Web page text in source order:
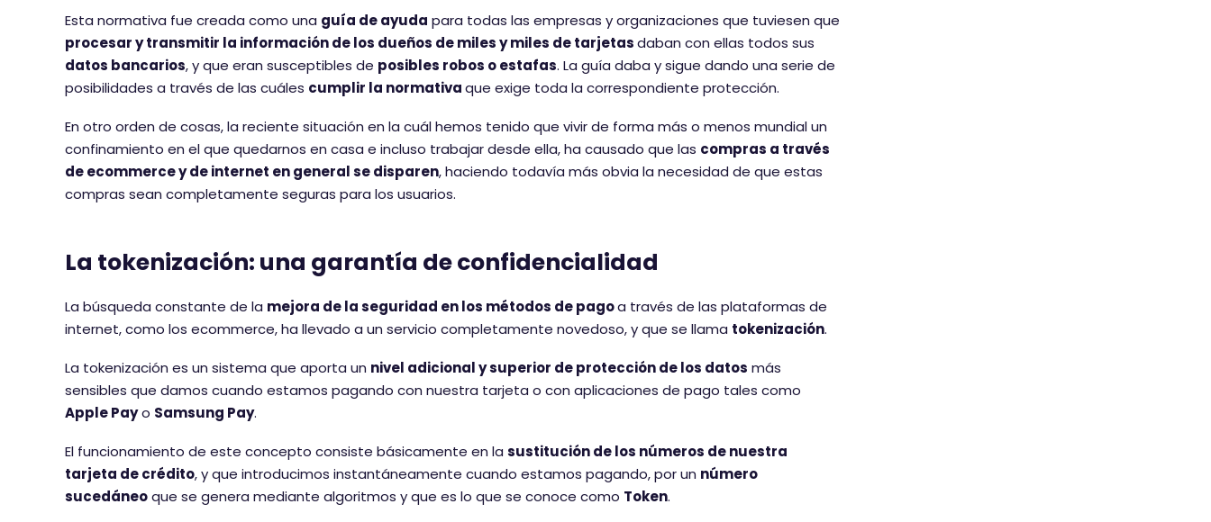
Esta normativa fue creada como una guía de ayuda para todas las empresas y organizaciones que tuviesen que
procesar y transmitir la información de los dueños de miles y miles de tarjetasdaban con ellas todos sus
datos bancarios, y que eran susceptibles de posibles robos o estafas. La guía daba y sigue dando una serie de
posibilidades a través de las cuáles cumplir la normativaque exige toda la correspondiente protección.
En otro orden de cosas, la reciente situación en la cuál hemos tenido que vivir de forma más o menos mundial un
confinamiento en el que quedarnos en casa e incluso trabajar desde ella, ha causado que las compras a través
de ecommerce y de internet en general se disparen, haciendo todavía más obvia la necesidad de que estas
compras sean completamente seguras para los usuarios.
La tokenización: una garantía de confidencialidad
La búsqueda constante de la mejora de la seguridad en los métodos de pagoa través de las plataformas de
internet, como los ecommerce, ha llevado a un servicio completamente novedoso, y que se llama tokenización.
La tokenización es un sistema que aporta un nivel adicional y superior de protección de los datos más
sensibles que damos cuando estamos pagando con nuestra tarjeta o con aplicaciones de pago tales como
Apple Payo Samsung Pay.
El funcionamiento de este concepto consiste básicamente en la sustitución de los números de nuestra
tarjeta de crédito, y que introducimos instantáneamente cuando estamos pagando, por un número
sucedáneoque se genera mediante algoritmos y que es lo que se conoce como Token.